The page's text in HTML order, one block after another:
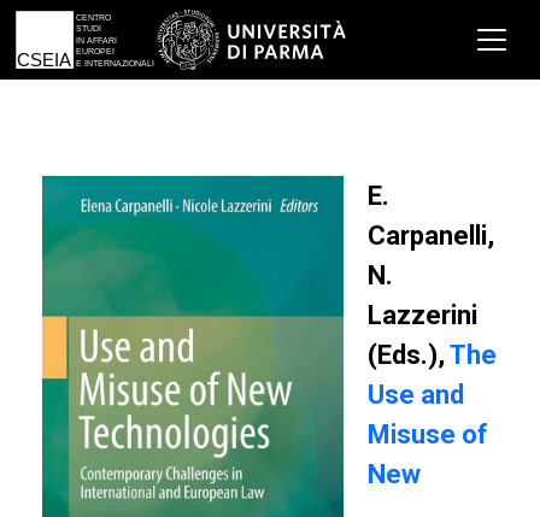
E.
Carpanelli,
N.
Lazzerini
(Eds.),The
Use and
Misuse of
New